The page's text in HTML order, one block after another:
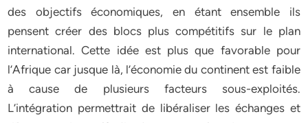
des objectifs économiques, en étant ensemble ils
pensent créer des blocs plus compétitifs sur le plan
international. Cette idée est plus que favorable pour
l’Afrique car jusque là, l’économie du continent est faible
à cause de plusieurs facteurs sous-exploités.
L’intégration permettrait de libéraliser les échanges et